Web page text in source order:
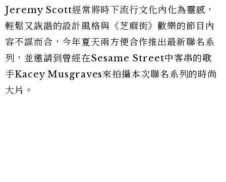
Jeremy Scott經常將時下流行文化內化為靈感，
輕鬆又詼諧的設計風格與《芝麻街》歡樂的節目內
容不謀而合，今年夏天兩方便合作推出最新聯名系
列，並邀請到曾經在Sesame Street中客串的歌
手Kacey Musgraves來拍攝本次聯名系列的時尚
大片。